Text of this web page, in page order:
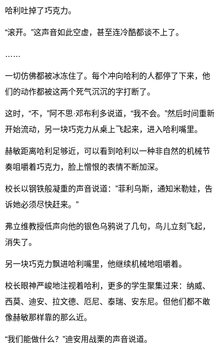
哈利吐掉了巧克力。
“滚开。”这声音如此空虚，甚至连冷酷都谈不上了。
……
一切仿佛都被冰冻住了。每个冲向哈利的人都停了下来，他
们的动作都被这两个死气沉沉的字打断了。
这时，“不，”阿不思·邓布利多说道，“我不会。”然后时间重新
开始流动，另一块巧克力从桌上飞起来，进入哈利嘴里。
赫敏距离哈利足够近，可以看到哈利以一种非自然的机械节
奏咀嚼着巧克力，脸上憎恨的表情不断加深。
校长以钢铁般凝重的声音说道：”菲利乌斯，通知米勒娃，告
诉她必须尽快赶来。”
弗立维教授低声向他的银色乌鸦说了几句，鸟儿立刻飞起，
消失了。
另一块巧克力飘进哈利嘴里，他继续机械地咀嚼着。
校长眼神严峻地注视着哈利，更多的学生聚集过来：纳威、
西莫、迪安、拉文德、厄尼、泰瑞、安东尼。但他们都不敢
像赫敏那样靠的那么近。
“我们能做什么？”迪安用战栗的声音说道。